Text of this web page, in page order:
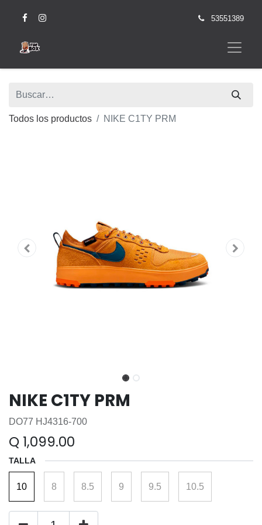
53551389
Todos los productos NIKE C1TY PRM
NIKE C1TY PRM
DO77 HJ4316-700
Q 1,099.00
TALLA
10 8 8.5 9 9.5 10.5